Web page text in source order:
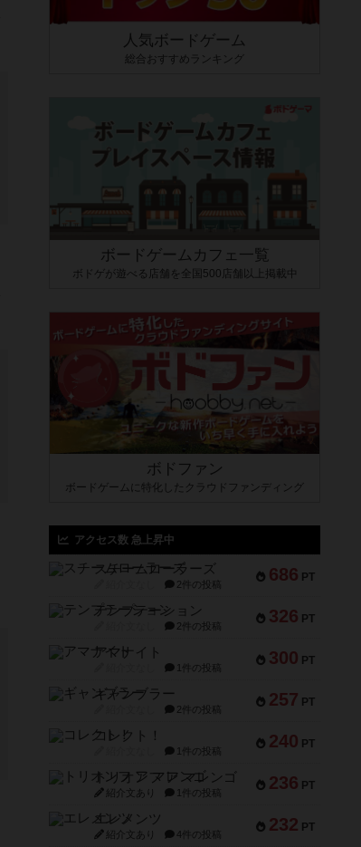
人気ボードゲーム
総合おすすめランキング
ボードゲームカフェ一覧
ボドゲが遊べる店舗を全国500店舗以上掲載中
ボドファン
ボードゲームに特化したクラウドファンディング
アクセス数 急上昇中
686 PT
スチームローラーズ
2件の投稿
326 PT
テンプテーション
2件の投稿
300 PT
アマナイト
1件の投稿
257 PT
ギャンブラー
2件の投稿
240 PT
コレクト！
1件の投稿
236 PT
トリオンフ ア マレンゴ
紹介文あり 1件の投稿
232 PT
エレメンツ
紹介文あり 4件の投稿